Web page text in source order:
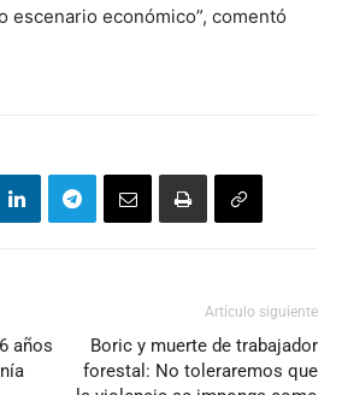
escenario económico”, comentó
años
Artículo siguiente
Boric y muerte de trabajador
forestal: No toleraremos que